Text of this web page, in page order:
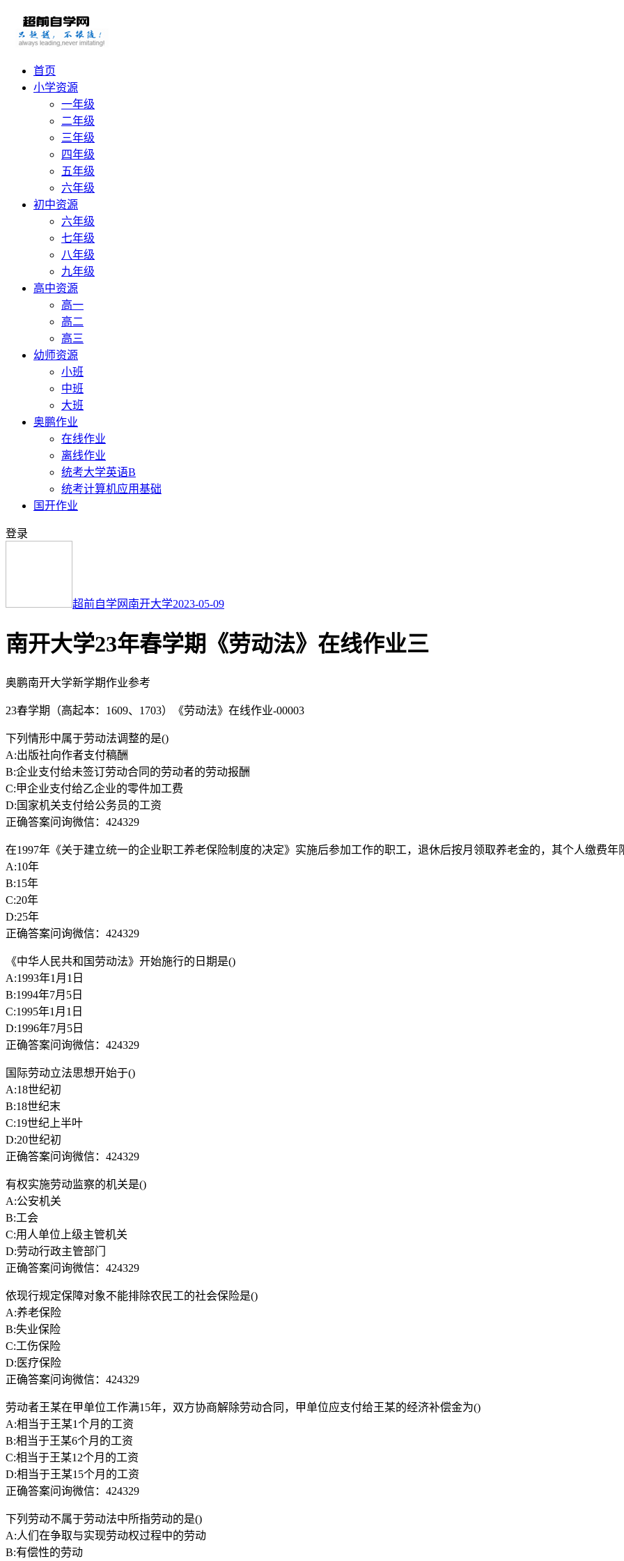
首页
小学资源
一年级
二年级
三年级
四年级
五年级
六年级
初中资源
六年级
七年级
八年级
九年级
高中资源
高一
高二
高三
幼师资源
小班
中班
大班
奥鹏作业
在线作业
离线作业
统考大学英语B
统考计算机应用基础
国开作业
登录
超前自学网 南开大学2023-05-09
南开大学23年春学期《劳动法》在线作业三
奥鹏南开大学新学期作业参考
23春学期（高起本：1609、1703）《劳动法》在线作业-00003
下列情形中属于劳动法调整的是()
A:出版社向作者支付稿酬
B:企业支付给未签订劳动合同的劳动者的劳动报酬
C:甲企业支付给乙企业的零件加工费
D:国家机关支付给公务员的工资
正确答案问询微信：424329
在1997年《关于建立统一的企业职工养老保险制度的决定》实施后参加工作的职工，退休后按月领取养老金的，其个人缴费年
A:10年
B:15年
C:20年
D:25年
正确答案问询微信：424329
《中华人民共和国劳动法》开始施行的日期是()
A:1993年1月1日
B:1994年7月5日
C:1995年1月1日
D:1996年7月5日
正确答案问询微信：424329
国际劳动立法思想开始于()
A:18世纪初
B:18世纪末
C:19世纪上半叶
D:20世纪初
正确答案问询微信：424329
有权实施劳动监察的机关是()
A:公安机关
B:工会
C:用人单位上级主管机关
D:劳动行政主管部门
正确答案问询微信：424329
依现行规定保障对象不能排除农民工的社会保险是()
A:养老保险
B:失业保险
C:工伤保险
D:医疗保险
正确答案问询微信：424329
劳动者王某在甲单位工作满15年，双方协商解除劳动合同，甲单位应支付给王某的经济补偿金为()
A:相当于王某1个月的工资
B:相当于王某6个月的工资
C:相当于王某12个月的工资
D:相当于王某15个月的工资
正确答案问询微信：424329
下列劳动不属于劳动法中所指劳动的是()
A:人们在争取与实现劳动权过程中的劳动
B:有偿性的劳动